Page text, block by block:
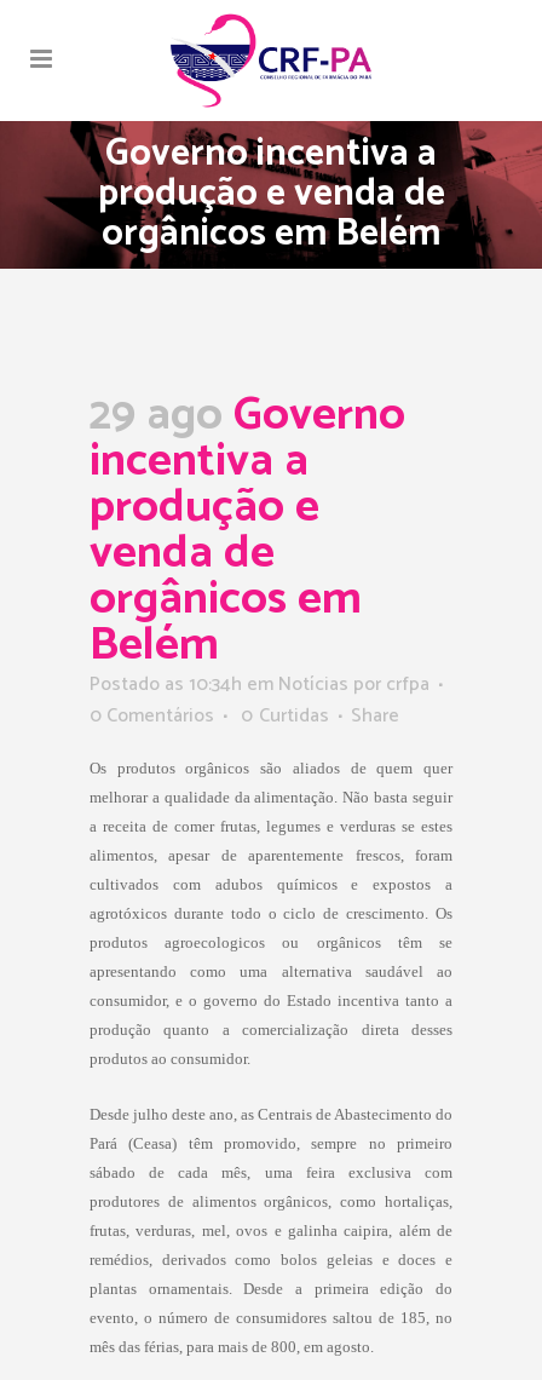
Governo incentiva a
produção e venda de
orgânicos em Belém
29 agoGoverno
incentiva a
produção e
venda de
orgânicos em
Belém
Postado as 10:34h emNotícias porcrfpa
0 Comentários
0 Curtidas Share
Os produtos orgânicos são aliados de quem quer
melhorar a qualidade da alimentação. Não basta seguir
a receita de comer frutas, legumes e verduras se estes
alimentos, apesar de aparentemente frescos, foram
cultivados com adubos químicos e expostos a
agrotóxicos durante todo o ciclo de crescimento. Os
produtos agroecologicos ou orgânicos têm se
apresentando como uma alternativa saudável ao
consumidor, e o governo do Estado incentiva tanto a
produção quanto a comercialização direta desses
produtos ao consumidor.
Desde julho deste ano, as Centrais de Abastecimento do
Pará (Ceasa) têm promovido, sempre no primeiro
sábado de cada mês, uma feira exclusiva com
produtores de alimentos orgânicos, como hortaliças,
frutas, verduras, mel, ovos e galinha caipira, além de
remédios, derivados como bolos geleias e doces e
plantas ornamentais. Desde a primeira edição do
evento, o número de consumidores saltou de 185, no
mês das férias, para mais de 800, em agosto.